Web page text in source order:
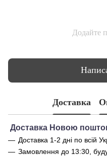
Додайте
Доставка
Доставка Новою
Доставка 1-2 дні по всій
Замовлення до 13:30,